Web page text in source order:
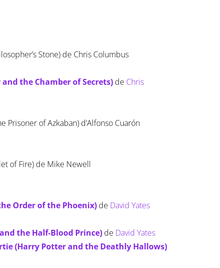
Stone) de Chris Columbus
the Chamber of Secrets) de Chris
Prisoner of Azkaban) d’Alfonso Cuarón
of Fire) de Mike Newell
Order of the Phoenix) de David Yates
the Half-Blood Prince) de David Yates
(Harry Potter and the Deathly Hallows)